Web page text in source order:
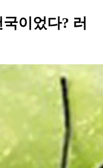
이었다? 러